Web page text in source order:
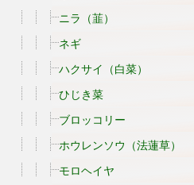
ニラ（韮）
ネギ
ハクサイ（白菜）
ひじき菜
ブロッコリー
ホウレンソウ（法蓮草）
モロヘイヤ